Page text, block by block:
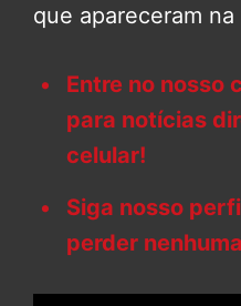
que apareceram
Entre no nosso
para notícias
celular!
Siga nosso
perder